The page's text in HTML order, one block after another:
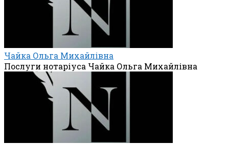
Чайка Ольга Михайлівна
Послуги нотаріуса Чайка Ольга Михайлівна